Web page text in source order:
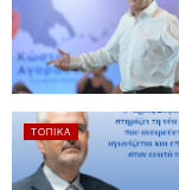
ΤΟΠΙΚΆ